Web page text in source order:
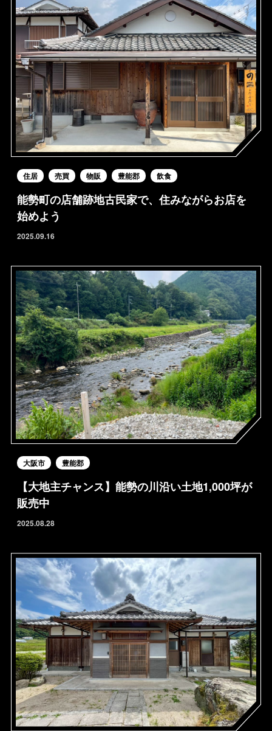
HOME
FOR SALE
住居 売買 物販 豊能郡 飲食
能勢町の店舗跡地古民家で、住みながらお店を
始めよう
2025.09.16
大阪市 豊能郡
【大地主チャンス】能勢の川沿い土地1,000坪が
販売中
2025.08.28